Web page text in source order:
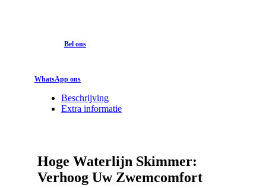
Bel ons
WhatsApp ons
Beschrijving
Extra informatie
Hoge Waterlijn Skimmer:
Verhoog Uw Zwemcomfort